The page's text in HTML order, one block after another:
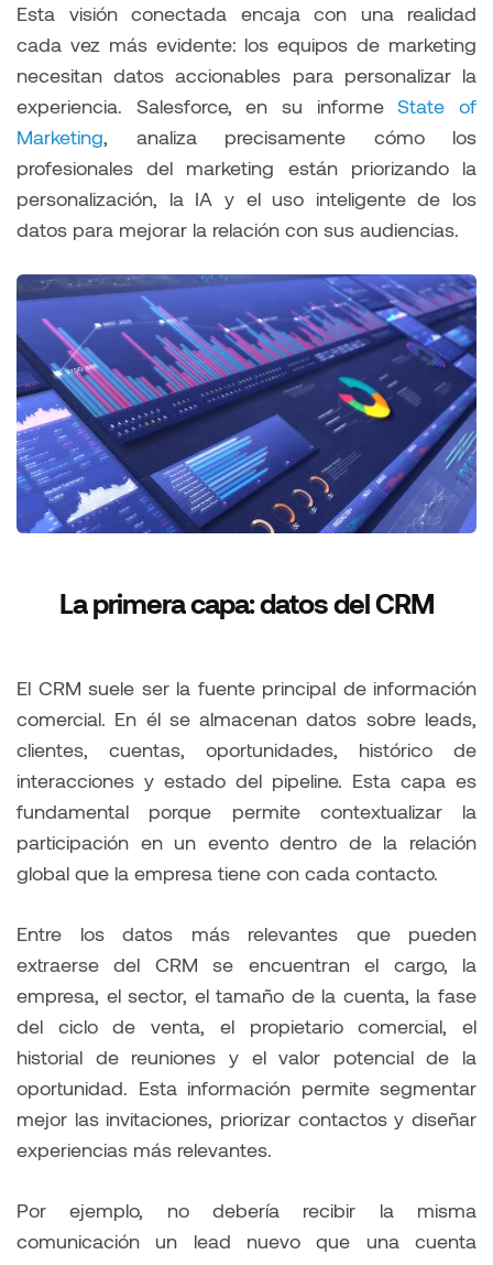
Esta visión conectada encaja con una realidad
cada vez más evidente: los equipos de marketing
necesitan datos accionables para personalizar la
experiencia. Salesforce, en su informeState of
Marketing, analiza precisamente cómo los
profesionales del marketing están priorizando la
personalización, la IA y el uso inteligente de los
datos para mejorar la relación con sus audiencias.
La primera capa: datos del CRM
El CRM suele ser la fuente principal de información
comercial. En él se almacenan datos sobre leads,
clientes, cuentas, oportunidades, histórico de
interacciones y estado del pipeline. Esta capa es
fundamental porque permite contextualizar la
participación en un evento dentro de la relación
global que la empresa tiene con cada contacto.
Entre los datos más relevantes que pueden
extraerse del CRM se encuentran el cargo, la
empresa, el sector, el tamaño de la cuenta, la fase
del ciclo de venta, el propietario comercial, el
historial de reuniones y el valor potencial de la
oportunidad. Esta información permite segmentar
mejor las invitaciones, priorizar contactos y diseñar
experiencias más relevantes.
Por ejemplo, no debería recibir la misma
comunicación un lead nuevo que una cuenta